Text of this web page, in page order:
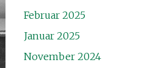
Februar 2025
Januar 2025
November 2024